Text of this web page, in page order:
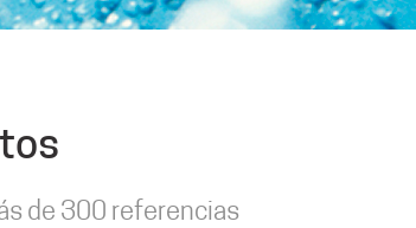
de 300 referencias